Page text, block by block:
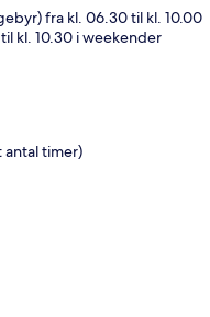
fra kl. 06.30 til kl. 10.00
kl. 10.30 i weekender
antal timer)